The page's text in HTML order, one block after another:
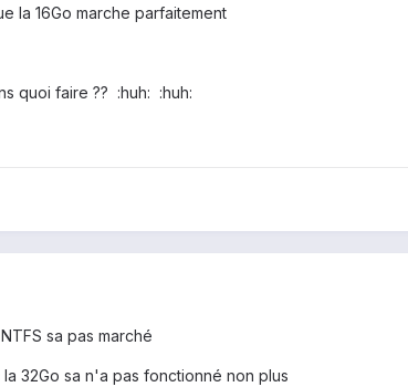
la 16Go marche parfaitement
quoi faire ?? :huh: :huh:
sa pas marché
32Go sa n'a pas fonctionné non plus